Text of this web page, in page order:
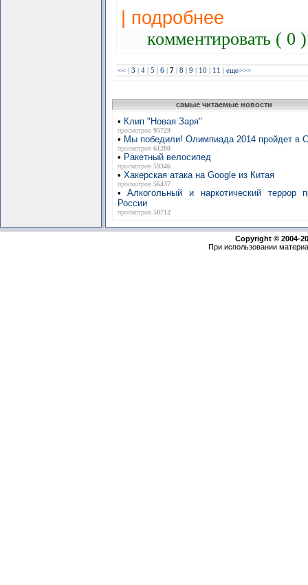
| подробнее
комментировать ( 0
<<| 3 4 5 6 7| 8 9 10 11 еще>>>
самые читаемые новости
• Клип "Новая Заря"
просмотров 95729
• Мы победили! Олимпиада 2014 пройдет в
просмотров 61280
• Ракетный велосипед
просмотров 59346
• Хакерская атака на Google из Китая
просмотров 56437
•Алкогольный и наркотический террор
России
просмотров 50712
Copyright © 2004-
При использовании